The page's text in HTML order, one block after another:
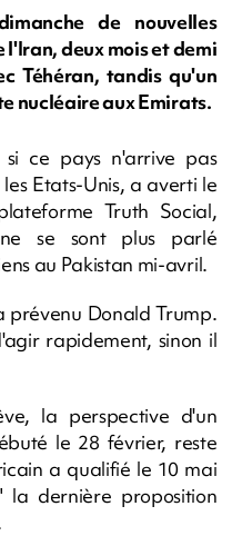
de nouvelles
deux mois et demi
Téhéran, tandis qu'un
nucléaire aux Emirats.
ce pays n'arrive pas
Etats-Unis, a averti le
Truth Social,
se sont plus parlé
au Pakistan mi-avril.
prévenu Donald Trump.
rapidement, sinon il
la perspective d'un
le 28 février, reste
a qualifié le 10 mai
la dernière proposition